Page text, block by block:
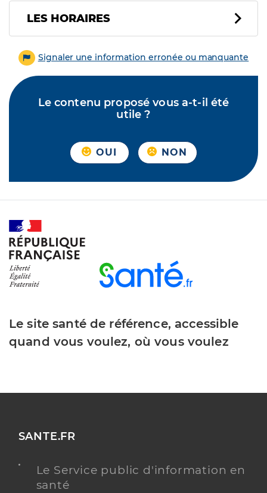
LES HORAIRES
Signaler une information erronée ou manquante
Le contenu proposé vous a-t-il été
utile ?
OUI NON
Le site santé de référence, accessible
quand vous voulez, où vous voulez
SANTE.FR
Le Service public d'information en
santé